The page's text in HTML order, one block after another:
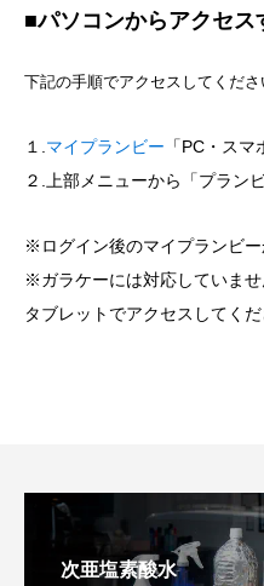
■パソコンからアクセス
下記の手順でアクセスしてくださ
１. マイプランビー 「PC・ス
２.上部メニューから「プラン
※ログイン後のマイプランビー
※ガラケーには対応していま
タブレットでアクセスしてくだ
次亜塩素酸水